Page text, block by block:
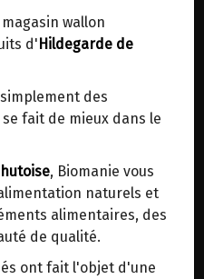
magasin wallon
d' Hildegarde de
des
fait de mieux dans le
, Biomanie vous
naturels et
alimentaires, des
de qualité.
ont fait l'objet d'une
Bas, Portugal,
, merci de nous
ce lieu
BPost
ou un
d’éviter des
ce choix, vous
émissions de CO₂